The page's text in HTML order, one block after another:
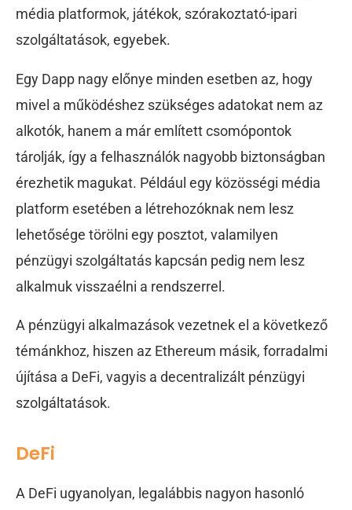
média platformok, játékok, szórakoztató-ipari
szolgáltatások, egyebek.
Egy Dapp nagy előnye minden esetben az, hogy
mivel a működéshez szükséges adatokat nem az
alkotók, hanem a már említett csomópontok
tárolják, így a felhasználók nagyobb biztonságban
érezhetik magukat. Például egy közösségi média
platform esetében a létrehozóknak nem lesz
lehetősége törölni egy posztot, valamilyen
pénzügyi szolgáltatás kapcsán pedig nem lesz
alkalmuk visszaélni a rendszerrel.
A pénzügyi alkalmazások vezetnek el a következő
témánkhoz, hiszen az Ethereum másik, forradalmi
újítása a DeFi, vagyis a decentralizált pénzügyi
szolgáltatások.
DeFi
A DeFi ugyanolyan, legalábbis nagyon hasonló